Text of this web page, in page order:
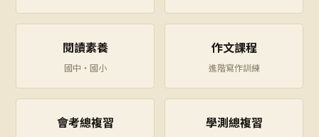
閱讀素養
國中・國小
作文課程
進階寫作訓練
會考總複習 學測總複習